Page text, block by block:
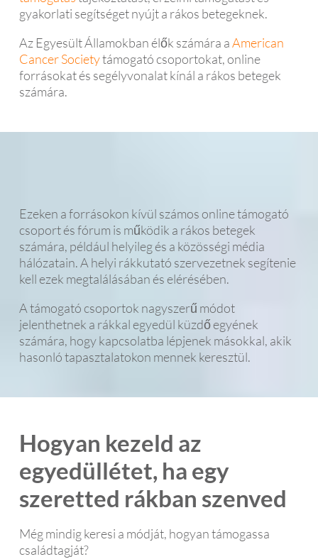
gyakorlati segítséget nyújt a rákos betegeknek.
Az Egyesült Államokban élők számára aAmerican
Cancer Societytámogató csoportokat, online
forrásokat és segélyvonalat kínál a rákos betegek
számára.
Ezeken a forrásokon kívül számos online támogató
csoport és fórum is működik a rákos betegek
számára, például helyileg és a közösségi média
hálózatain. A helyi rákkutató szervezetnek segítenie
kell ezek megtalálásában és elérésében.
A támogató csoportok nagyszerű módot
jelenthetnek a rákkal egyedül küzdő egyének
számára, hogy kapcsolatba lépjenek másokkal, akik
hasonló tapasztalatokon mennek keresztül.
Hogyan kezeld az
egyedüllétet, ha egy
szeretted rákban szenved
Még mindig keresi a módját, hogyan támogassa
családtagját?